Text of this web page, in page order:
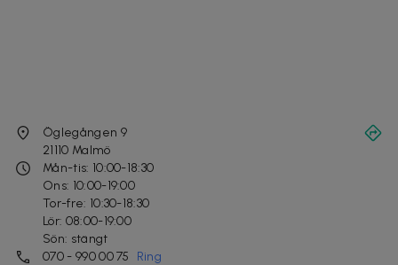
Öglegången 9
21110 Malmö
Mån-tis: 10:00-18:30
Ons: 10:00-19:00
Tor-fre: 10:30-18:30
Lör: 08:00-19:00
Sön: stängt
070 - 990 00 75
Ring